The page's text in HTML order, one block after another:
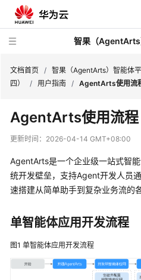
智果（AgentArts
新
动
产
品
绍
开
使
文档首页 / 智果（AgentArts）智能体
四）
/ 用户指南 / AgentArts使用流
AgentArts使用流程
更新时间： 2026-04-14 GMT+08:00
AgentArts是一个企业级一站式智
统开发壁垒，支持Agent开发人员
速搭建从简单助手到复杂业务流的
单智能体应用开发流程
图1 单智能体应用开发流程